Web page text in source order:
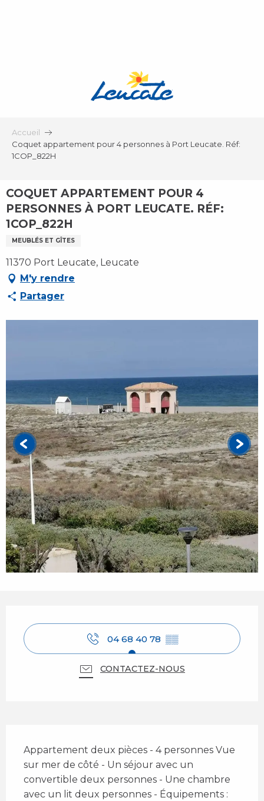
Accueil
Coquet appartement pour 4 personnes à Port Leucate. Réf:
1COP_822H
COQUET APPARTEMENT POUR 4
PERSONNES À PORT LEUCATE. RÉF:
1COP_822H
MEUBLÉS ET GÎTES
11370 Port Leucate, Leucate
M'y rendre
Partager
04 68 40 78 ▒▒
CONTACTEZ-NOUS
Appartement deux pièces - 4 personnes Vue
sur mer de côté - Un séjour avec un
convertible deux personnes - Une chambre
avec un lit deux personnes - Équipements :